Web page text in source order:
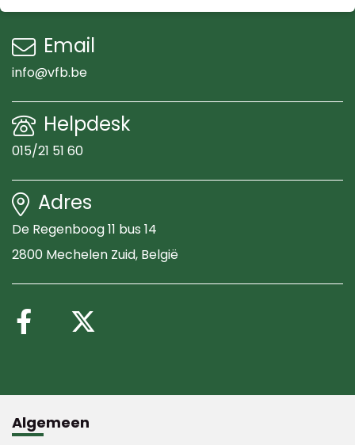
Email
info@vfb.be
Helpdesk
015/21 51 60
Adres
De Regenboog 11 bus 14
2800 Mechelen Zuid, België
Volg ons op Facebook
Algemeen